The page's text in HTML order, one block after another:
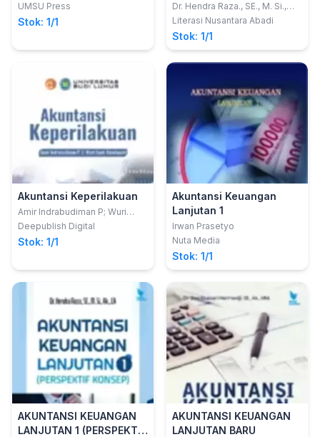
UMSU Press
Stok: 1/1
Dr. Hendra Raza., SE., M. Si.,
Ak., CA
Literasi Nusantara Abadi
Stok: 1/1
Akuntansi Keperilakuan
Amir Indrabudiman P; Wuri
Septi Handayani
Deepublish Digital
Stok: 1/1
Akuntansi Keuangan
Lanjutan 1
Irwan Prasetyo
Nuta Media
Stok: 1/1
AKUNTANSI KEUANGAN
LANJUTAN 1 (PERSPEKTIF
AKUNTANSI KEUANGAN
LANJUTAN BARU